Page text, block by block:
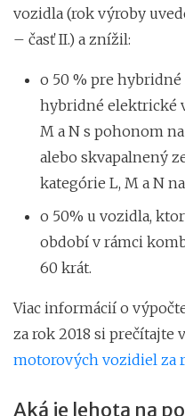
vozidla (rok výroby
– časť II.) a znížil:
o 50 % pre
hybridné elektrické
M a N s pohonom
alebo skvapalnený
kategórie L, M a N
o 50% u vozidla,
období v rámci
60 krát.
Viac informácií o
za rok 2018 si prečítajte
motorových vozidiel za
Aká je lehota na